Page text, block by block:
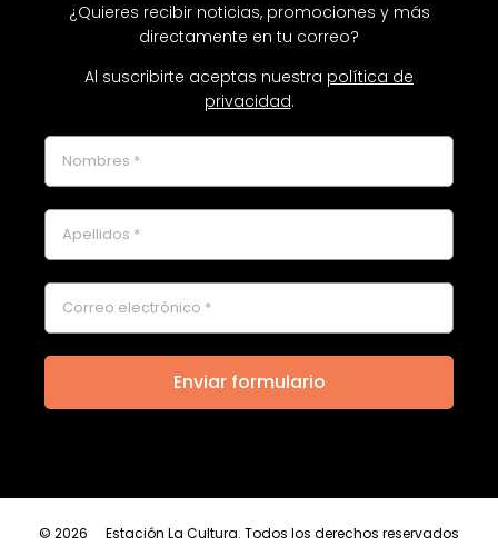
¿Quieres recibir noticias, promociones y más
directamente en tu correo?
Al suscribirte aceptas nuestra política de
privacidad.
© 2026 Estación La Cultura. Todos los derechos reservados